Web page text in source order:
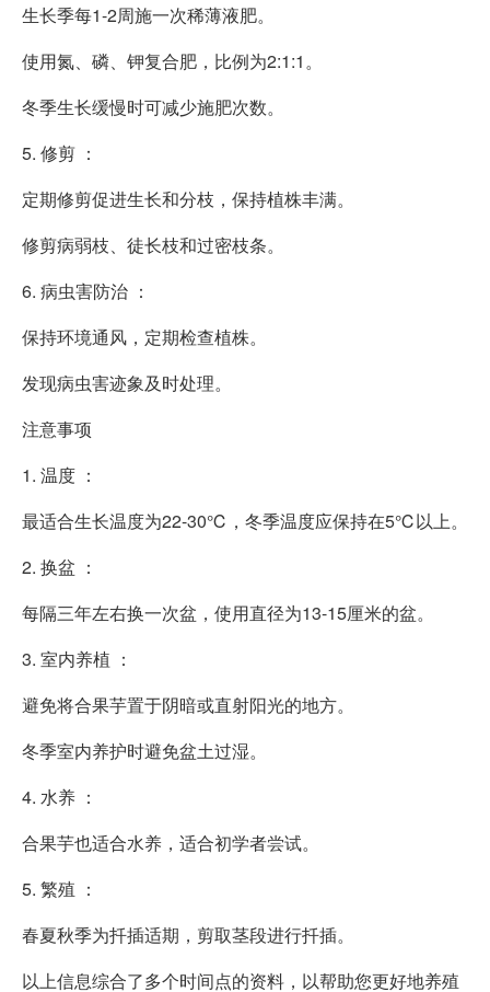
生长季每1-2周施一次稀薄液肥。
使用氮、磷、钾复合肥，比例为2:1:1。
冬季生长缓慢时可减少施肥次数。
5. 修剪 ：
定期修剪促进生长和分枝，保持植株丰满。
修剪病弱枝、徒长枝和过密枝条。
6. 病虫害防治 ：
保持环境通风，定期检查植株。
发现病虫害迹象及时处理。
注意事项
1. 温度 ：
最适合生长温度为22-30℃，冬季温度应保持在5℃以上。
2. 换盆 ：
每隔三年左右换一次盆，使用直径为13-15厘米的盆。
3. 室内养植 ：
避免将合果芋置于阴暗或直射阳光的地方。
冬季室内养护时避免盆土过湿。
4. 水养 ：
合果芋也适合水养，适合初学者尝试。
5. 繁殖 ：
春夏秋季为扦插适期，剪取茎段进行扦插。
以上信息综合了多个时间点的资料，以帮助您更好地养殖